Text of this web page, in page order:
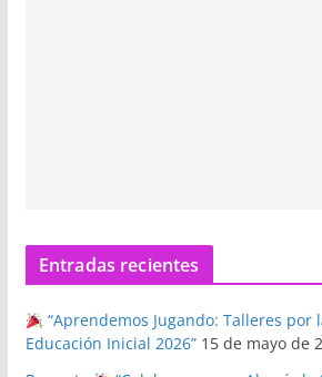
Entradas recientes
“Aprendemos Jugando: Talleres por
Educación Inicial 2026” 15 de mayo de